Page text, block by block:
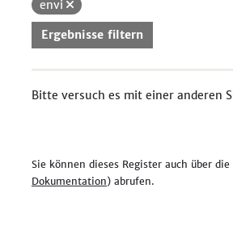
envi
Ergebnisse filtern
Bitte versuch es mit einer anderen
Sie können dieses Register auch über die
Dokumentation) abrufen.